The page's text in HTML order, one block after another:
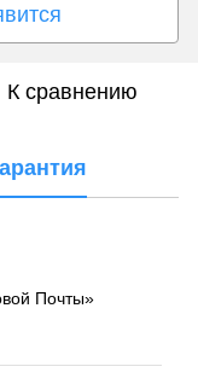
К сравнению
Почты»